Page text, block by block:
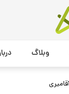
وبلاگ